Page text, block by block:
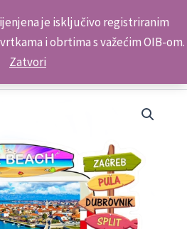
je isključivo registriranim
i obrtima s važećim OIB-om.
Zatvori
+385 98 179 3891